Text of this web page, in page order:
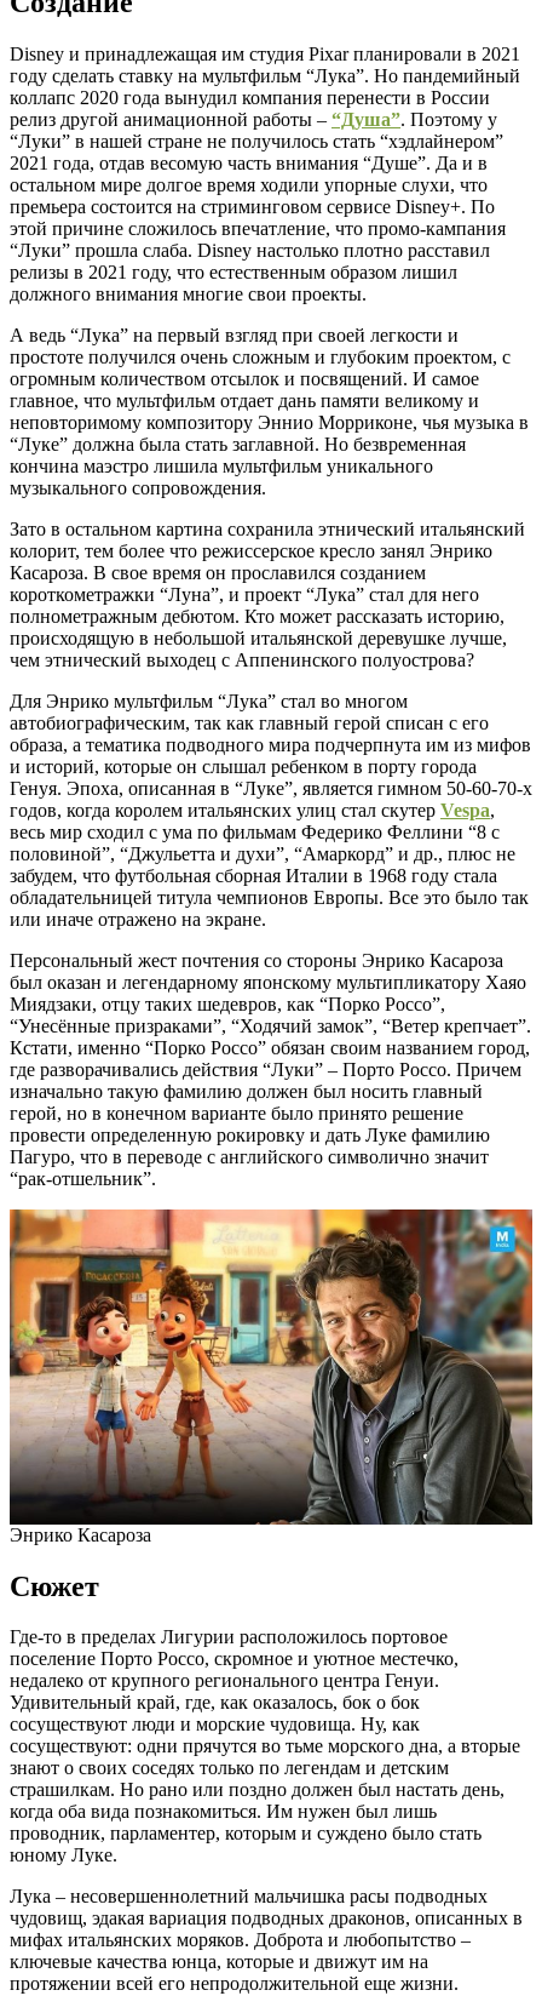
Disney и принадлежащая им студия Pixar планировали в 2021
году сделать ставку на мультфильм “Лука”. Но пандемийный
коллапс 2020 года вынудил компания перенести в России
релиз другой анимационной работы – “Душа”. Поэтому у
“Луки” в нашей стране не получилось стать “хэдлайнером”
2021 года, отдав весомую часть внимания “Душе”. Да и в
остальном мире долгое время ходили упорные слухи, что
премьера состоится на стриминговом сервисе Disney+. По
этой причине сложилось впечатление, что промо-кампания
“Луки” прошла слаба. Disney настолько плотно расставил
релизы в 2021 году, что естественным образом лишил
должного внимания многие свои проекты.
А ведь “Лука” на первый взгляд при своей легкости и
простоте получился очень сложным и глубоким проектом, с
огромным количеством отсылок и посвящений. И самое
главное, что мультфильм отдает дань памяти великому и
неповторимому композитору Эннио Морриконе, чья музыка в
“Луке” должна была стать заглавной. Но безвременная
кончина маэстро лишила мультфильм уникального
музыкального сопровождения.
Зато в остальном картина сохранила этнический итальянский
колорит, тем более что режиссерское кресло занял Энрико
Касароза. В свое время он прославился созданием
короткометражки “Луна”, и проект “Лука” стал для него
полнометражным дебютом. Кто может рассказать историю,
происходящую в небольшой итальянской деревушке лучше,
чем этнический выходец с Аппенинского полуострова?
Для Энрико мультфильм “Лука” стал во многом
автобиографическим, так как главный герой списан с его
образа, а тематика подводного мира подчерпнута им из мифов
и историй, которые он слышал ребенком в порту города
Генуя. Эпоха, описанная в “Луке”, является гимном 50-60-70-х
годов, когда королем итальянских улиц стал скутер Vespa,
весь мир сходил с ума по фильмам Федерико Феллини “8 с
половиной”, “Джульетта и духи”, “Амаркорд” и др., плюс не
забудем, что футбольная сборная Италии в 1968 году стала
обладательницей титула чемпионов Европы. Все это было так
или иначе отражено на экране.
Персональный жест почтения со стороны Энрико Касароза
был оказан и легендарному японскому мультипликатору Хаяо
Миядзаки, отцу таких шедевров, как “Порко Россо”,
“Унесённые призраками”, “Ходячий замок”, “Ветер крепчает”.
Кстати, именно “Порко Россо” обязан своим названием город,
где разворачивались действия “Луки” – Порто Россо. Причем
изначально такую фамилию должен был носить главный
герой, но в конечном варианте было принято решение
провести определенную рокировку и дать Луке фамилию
Пагуро, что в переводе с английского символично значит
“рак-отшельник”.
Энрико Касароза
Сюжет
Где-то в пределах Лигурии расположилось портовое
поселение Порто Россо, скромное и уютное местечко,
недалеко от крупного регионального центра Генуи.
Удивительный край, где, как оказалось, бок о бок
сосуществуют люди и морские чудовища. Ну, как
сосуществуют: одни прячутся во тьме морского дна, а вторые
знают о своих соседях только по легендам и детским
страшилкам. Но рано или поздно должен был настать день,
когда оба вида познакомиться. Им нужен был лишь
проводник, парламентер, которым и суждено было стать
юному Луке.
Лука – несовершеннолетний мальчишка расы подводных
чудовищ, эдакая вариация подводных драконов, описанных в
мифах итальянских моряков. Доброта и любопытство –
ключевые качества юнца, которые и движут им на
протяжении всей его непродолжительной еще жизни.